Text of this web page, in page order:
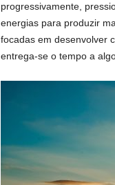
progressivamente,
energias para produzir
focadas em desenvolver
entrega-se o tempo a